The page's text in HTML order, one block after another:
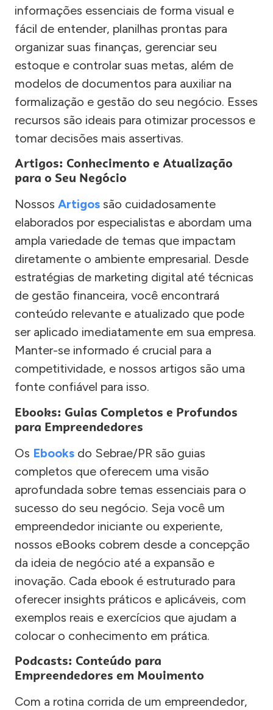
informações essenciais de forma visual e
fácil de entender, planilhas prontas para
organizar suas finanças, gerenciar seu
estoque e controlar suas metas, além de
modelos de documentos para auxiliar na
formalização e gestão do seu negócio. Esses
recursos são ideais para otimizar processos e
tomar decisões mais assertivas.
Artigos: Conhecimento e Atualização
para o Seu Negócio
Nossos Artigos são cuidadosamente
elaborados por especialistas e abordam uma
ampla variedade de temas que impactam
diretamente o ambiente empresarial. Desde
estratégias de marketing digital até técnicas
de gestão financeira, você encontrará
conteúdo relevante e atualizado que pode
ser aplicado imediatamente em sua empresa.
Manter-se informado é crucial para a
competitividade, e nossos artigos são uma
fonte confiável para isso.
Ebooks: Guias Completos e Profundos
para Empreendedores
Os Ebooks do Sebrae/PR são guias
completos que oferecem uma visão
aprofundada sobre temas essenciais para o
sucesso do seu negócio. Seja você um
empreendedor iniciante ou experiente,
nossos eBooks cobrem desde a concepção
da ideia de negócio até a expansão e
inovação. Cada ebook é estruturado para
oferecer insights práticos e aplicáveis, com
exemplos reais e exercícios que ajudam a
colocar o conhecimento em prática.
Podcasts: Conteúdo para
Empreendedores em Movimento
Com a rotina corrida de um empreendedor,